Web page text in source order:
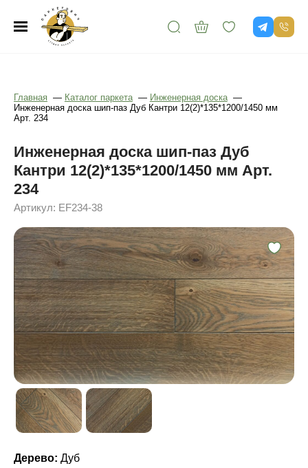
Главная — Каталог паркета — Инженерная доска —
Инженерная доска шип-паз Дуб Кантри 12(2)*135*1200/1450 мм
Арт. 234
Инженерная доска шип-паз Дуб
Кантри 12(2)*135*1200/1450 мм Арт.
234
Артикул: EF234-38
Дерево: Дуб